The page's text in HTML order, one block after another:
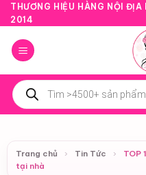
Bỏ
qua
nội
dung
THƯƠNG HIỆU HÀNG NỘI
2014
Tìm
kiếm
sản
phẩm
Trang chủ › Tin Tức ›
TOP
tại nhà